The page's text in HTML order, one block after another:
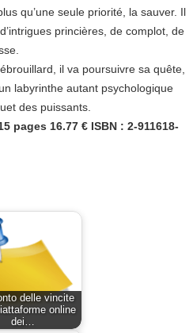
qu’une seule priorité, la sauver. Il
princières, de complot, de
il va poursuivre sa quête,
labyrinthe autant psychologique
des puissants.
pages 16.77 € ISBN : 2-911618-
delle vincite
online
dei…